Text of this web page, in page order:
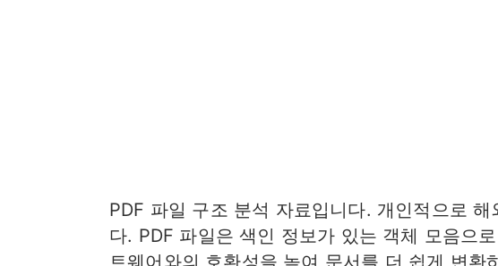
PDF 파일 구조 분석 자료입니다. 개인적으로
다. PDF 파일은 색인 정보가 있는 객체 모음으
트웨어와의 호환성을 높여 문서를 더 쉽게 변환